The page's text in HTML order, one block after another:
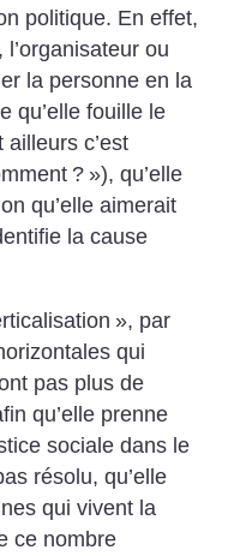
politique. En effet,
l’organisateur ou
la personne en la
qu’elle fouille le
ailleurs c’est
? »), qu’elle
qu’elle aimerait
la cause
», par
qui
pas plus de
qu’elle prenne
sociale dans le
résolu, qu’elle
qui vivent la
ce nombre